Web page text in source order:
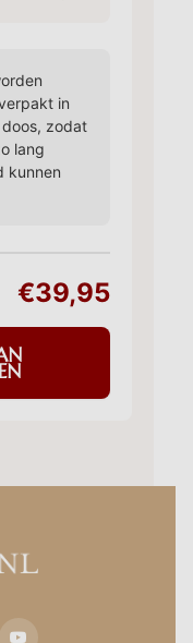
in
zodat
lang
kunnen
€39,95